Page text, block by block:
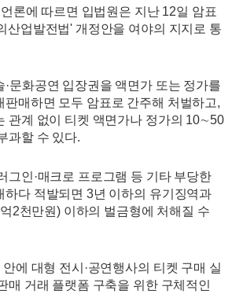
론에 따르면 입법원은 지난 12일 암표
산업발전법' 개정안을 여야의 지지로 통
·문화공연 입장권을 액면가 또는 정가를
판매하면 모두 암표로 간주해 처벌하고,
관계 없이 티켓 액면가나 정가의 10∼50
과할 수 있다.
그인·매크로 프로그램 등 기타 부당한
하다 적발되면 3년 이하의 유기징역과
2천만원) 이하의 벌금형에 처해질 수
에 대형 전시·공연행사의 티켓 구매 실
매 거래 플랫폼 구축을 위한 구체적인